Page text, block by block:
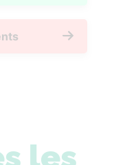
les